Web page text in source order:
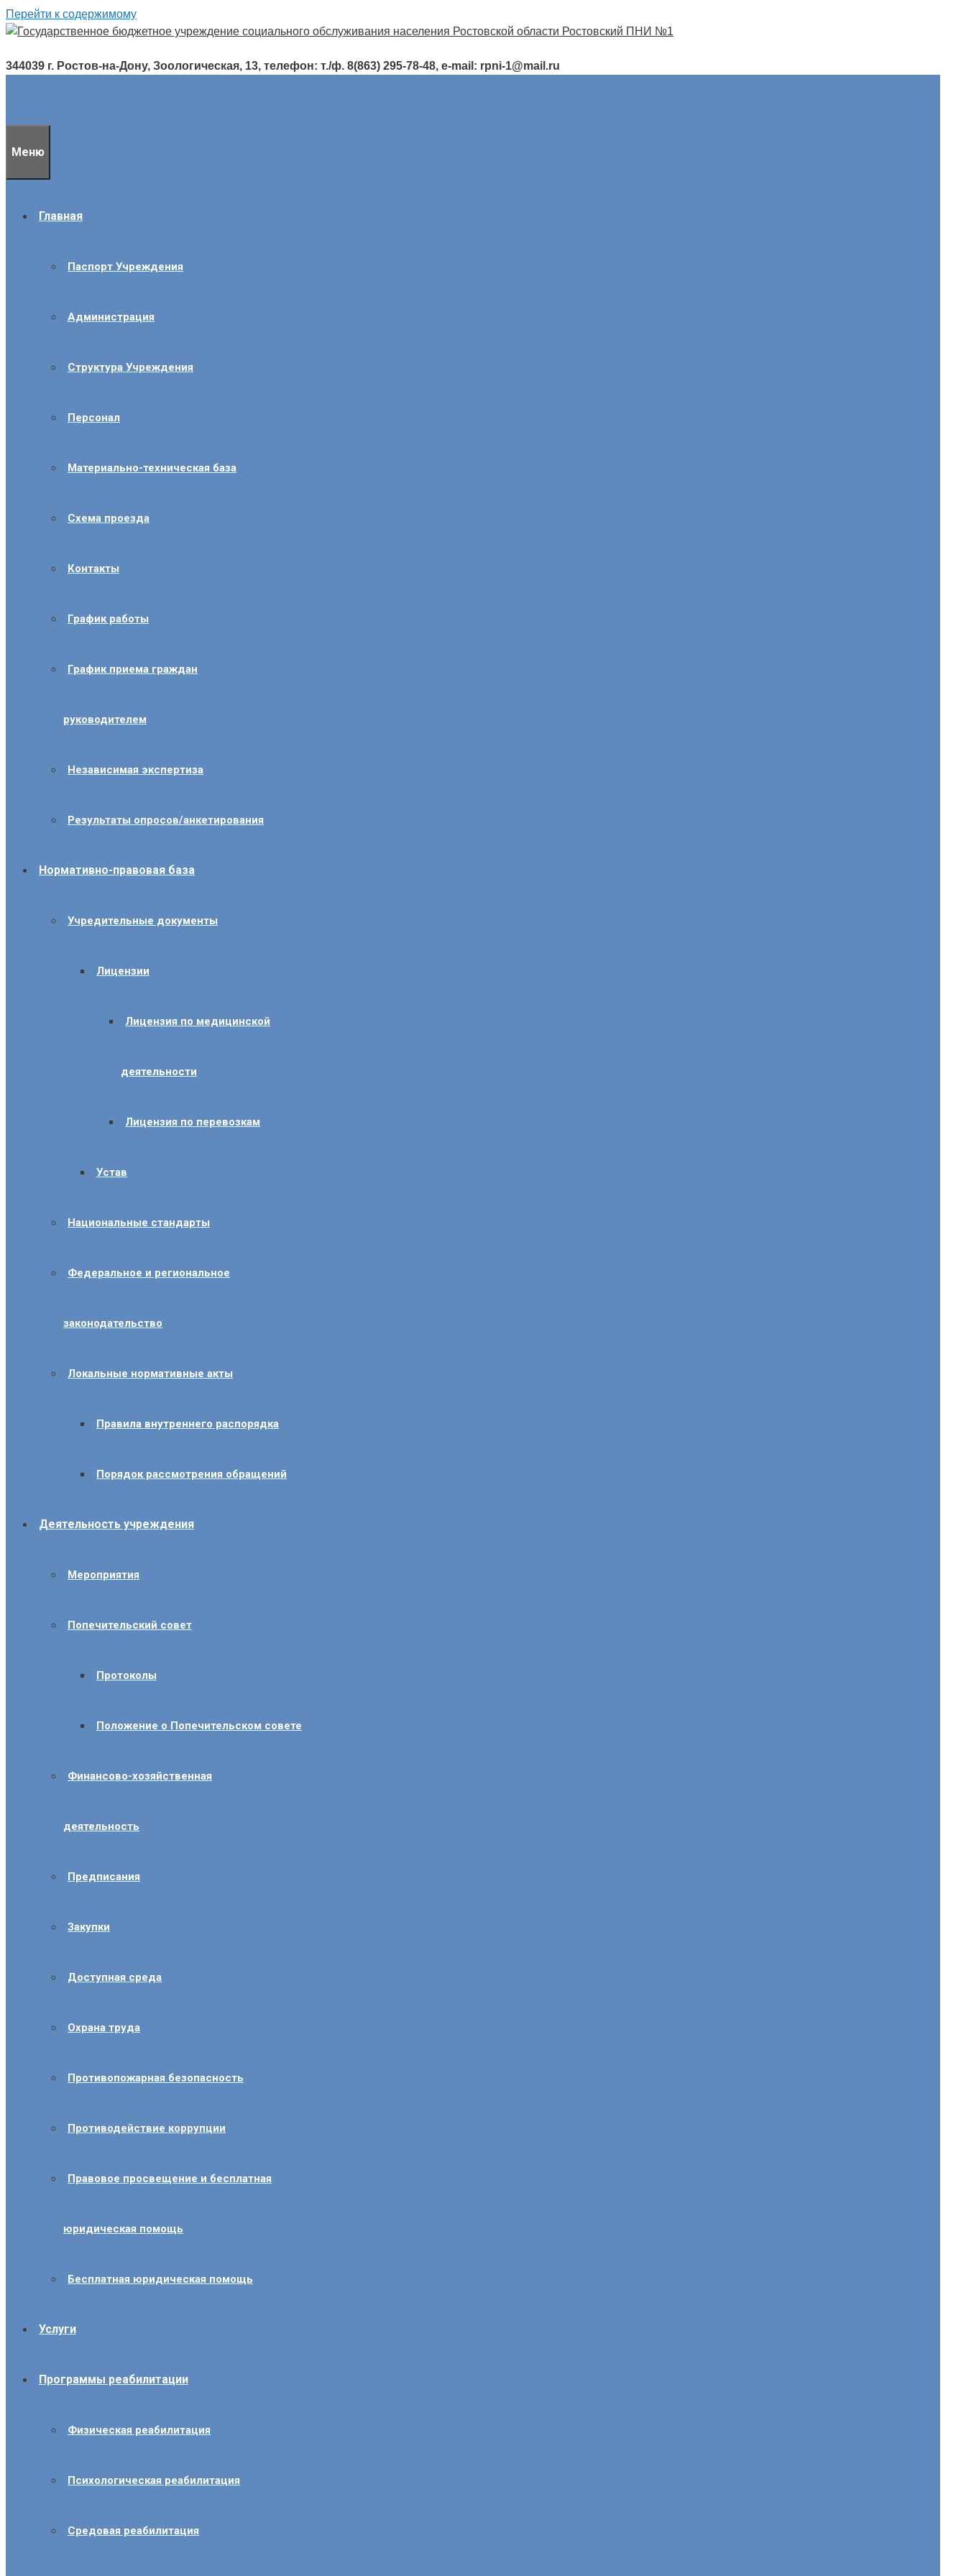
Перейти к содержимому
344039 г. Ростов-на-Дону, Зоологическая, 13, телефон: т./ф. 8(863) 295-78-48, e-mail: rpni-1@mail.ru
Меню
Главная
Паспорт Учреждения
Администрация
Структура Учреждения
Персонал
Материально-техническая база
Схема проезда
Контакты
График работы
График приема граждан
руководителем
Независимая экспертиза
Результаты опросов/анкетирования
Нормативно-правовая база
Учредительные документы
Лицензии
Лицензия по медицинской
деятельности
Лицензия по перевозкам
Устав
Национальные стандарты
Федеральное и региональное
законодательство
Локальные нормативные акты
Правила внутреннего распорядка
Порядок рассмотрения обращений
Деятельность учреждения
Мероприятия
Попечительский совет
Протоколы
Положение о Попечительском совете
Финансово-хозяйственная
деятельность
Предписания
Закупки
Доступная среда
Охрана труда
Противопожарная безопасность
Противодействие коррупции
Правовое просвещение и бесплатная
юридическая помощь
Бесплатная юридическая помощь
Услуги
Программы реабилитации
Физическая реабилитация
Психологическая реабилитация
Средовая реабилитация